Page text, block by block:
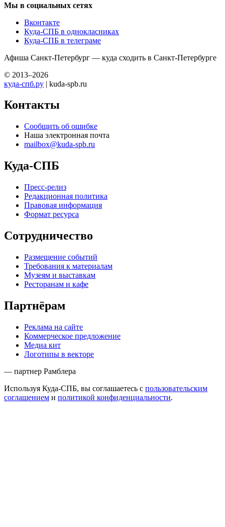
Мы в социальных сетях
Вконтакте
Куда-СПБ в однокласниках
Куда-СПБ в телеграме
Афиша Санкт-Петербург — куда сходить в Санкт-Петербурге
© 2013–2026
куда-спб.ру | kuda-spb.ru
Контакты
Сообщить об ошибке
Наша электронная почта
mailbox@kuda-spb.ru
Куда-СПБ
Пресс-релиз
Редакционная политика
Правовая информация
Формат ресурса
Сотрудничество
Размещение событий
Требования к материалам
Музеям и выставкам
Ресторанам и кафе
Партнёрам
Реклама на сайте
Коммерческое предложение
Медиа кит
Логотипы в векторе
— партнер Рамблера
Используя Куда-СПБ, вы соглашаетесь с пользовательским
соглашением и политикой конфиденциальности.